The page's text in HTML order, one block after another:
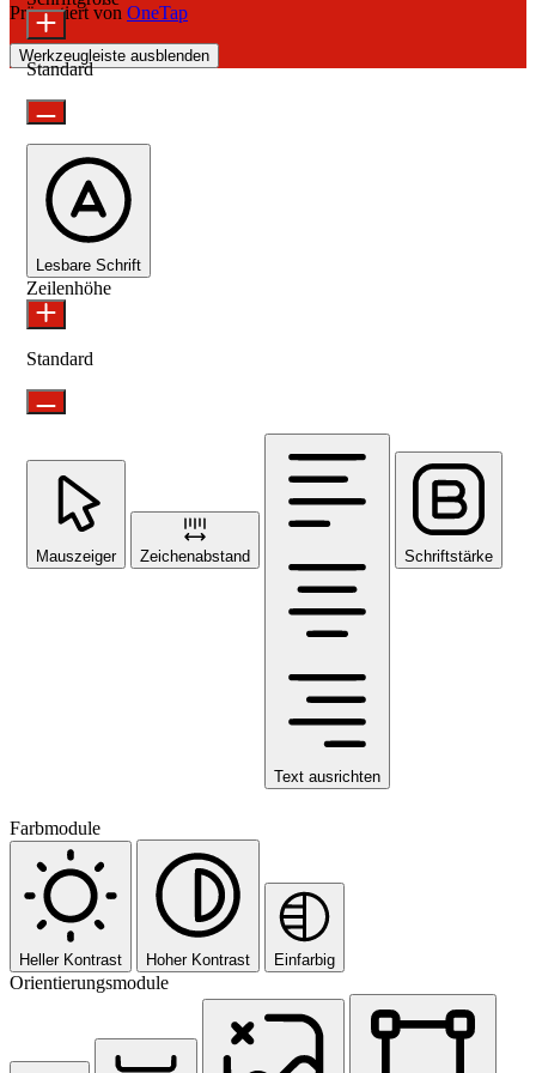
Präsentiert von OneTap
Werkzeugleiste ausblenden
Standard
Lesbare Schrift
Zeilenhöhe
Standard
Mauszeiger Zeichenabstand
Text ausrichten
Schriftstärke
Farbmodule
Heller Kontrast Hoher Kontrast Einfarbig
Orientierungsmodule